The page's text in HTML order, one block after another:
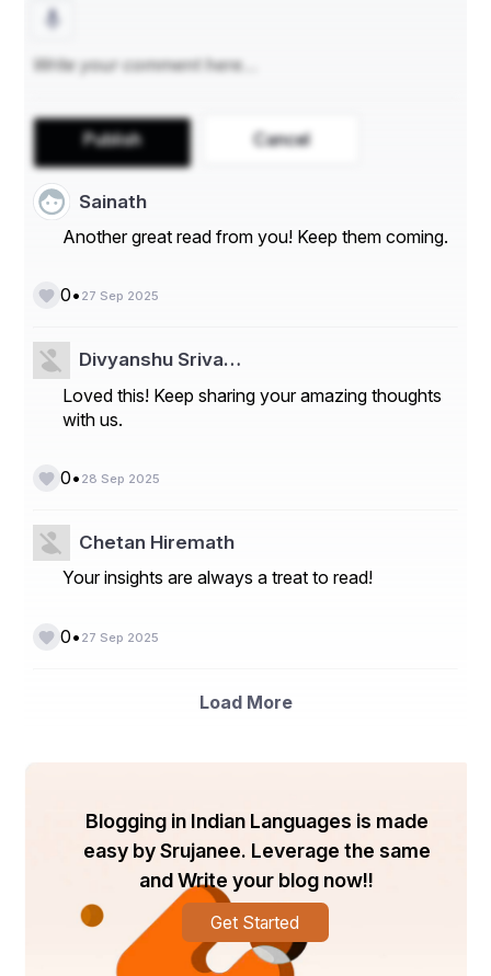
ସୁଖ ସମୃଦ୍ଧିଘରେ ରହେ ||
ଶଙ୍ଖ କେବଳ ଖୋଳ ନୁହେଁ,
ଏକ ଜୀବନ୍ତ ଇତିହାସ|
ସମୁଦ୍ରର ଦେଇଆସା,
ତା'ମଧ୍ୟରେ ଲୁଚି ରହିଛି,
ସାଗରର ଗର୍ଜନ ରାଗ|
ହେ ଶଙ୍ଖ, ତୁମକୁ ପ୍ରଣାମ,
ତୁମ୍ଭର ମହିମା ଅପାର |
ଆମ ଜୀବନେରଖ ଶୁଭ,
Publish Cancel
Sainath
Another great read from you! Keep them coming.
0• 27 Sep 2025
Divyanshu Sriva…
Loved this! Keep sharing your amazing thoughts
with us.
0• 28 Sep 2025
Chetan Hiremath
Your insights are always a treat to read!
0• 27 Sep 2025
Load More
Blogging in Indian Languages is made
easy by Srujanee. Leverage the same
and Write your blog now!!
Get Started